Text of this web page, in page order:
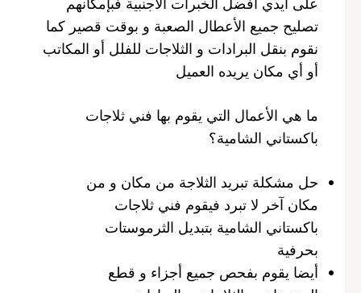
تصليح جميع الأعطال الصعبة و بوقت قصير كما
نقوم بنقل البرادات و الثلاجات للفلل أو المكاتب
أو أي مكان يريده العميل
ما هي الأعمال التي يقوم بها فني ثلاجات
باكستاني الشامية؟
حل مشكلة تبريد الثلاجة من مكان و من
مكان آخر لا تبرد فيقوم فني ثلاجات
باكستاني الشامية بتبديل الثرموستات
بحرفية
أيضا يقوم بفحص جميع أجزاء و قطع